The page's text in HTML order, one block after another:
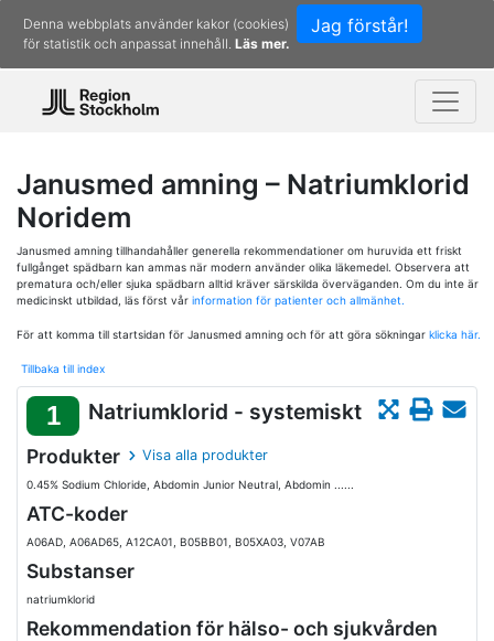
Jag förstår!
Denna webbplats använder kakor (cookies)
för statistik och anpassat innehåll. Läs mer.
Janusmed amning – Natriumklorid
Noridem
Janusmed amning tillhandahåller generella rekommendationer om huruvida ett friskt
fullgånget spädbarn kan ammas när modern använder olika läkemedel. Observera att
prematura och/eller sjuka spädbarn alltid kräver särskilda överväganden. Om du inte är
medicinskt utbildad, läs först vår information för patienter och allmänhet.
För att komma till startsidan för Janusmed amning och för att göra sökningar klicka här.
Tillbaka till index
1 Natriumklorid - systemiskt
Produkter Visa alla produkter
0.45% Sodium Chloride, Abdomin Junior Neutral, Abdomin ......
ATC-koder
A06AD, A06AD65, A12CA01, B05BB01, B05XA03, V07AB
Substanser
natriumklorid
Rekommendation för hälso- och sjukvården